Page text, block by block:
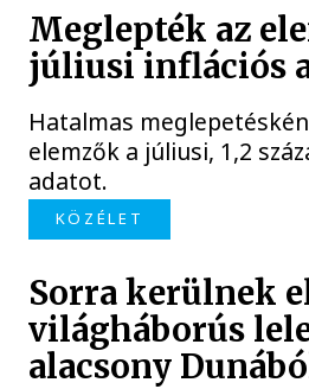
Meglepték az
júliusi inflációs
Hatalmas
elemzők a júliusi, 1,2
adatot.
KÖZÉLET
Sorra kerülnek
világháborús
alacsony